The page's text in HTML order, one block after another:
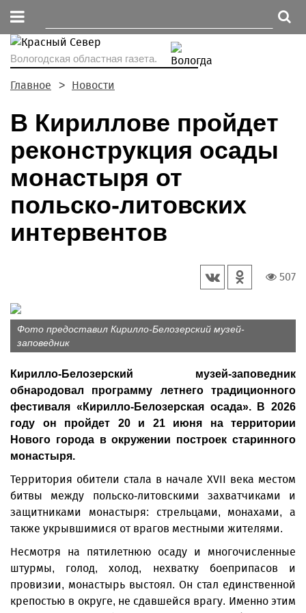
Вологодская областная газета.
Главное Новости
В Кириллове пройдет
реконструкция осады
монастыря от
польско-литовских
интервентов
507
Фото предоставил Кирилло-Белозерский музей-
заповедник
Кирилло-Белозерский музей-заповедник
обнародовал программу летнего традиционного
фестиваля «Кирилло-Белозерская осада». В 2026
году он пройдет 20 и 21 июня на территории
Нового города в окружении построек старинного
монастыря.
Территория обители стала в начале XVII века местом
битвы между польско-литовскими захватчиками и
защитниками монастыря: стрельцами, монахами, а
также укрывшимися от врагов местными жителями.
Несмотря на пятилетнюю осаду и многочисленные
штурмы, голод, холод, нехватку боеприпасов и
провизии, монастырь выстоял. Он стал единственной
крепостью в округе, не сдавшейся врагу. Именно этим